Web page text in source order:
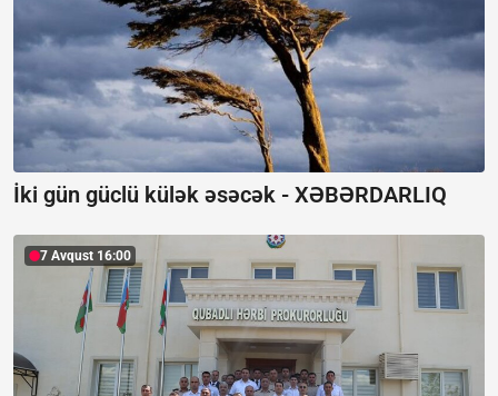
İki gün güclü külək əsəcək - XƏBƏRDARLIQ
7 Avqust 16:00